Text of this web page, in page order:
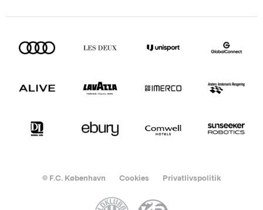
© F.C. København Cookies Privatlivspolitik